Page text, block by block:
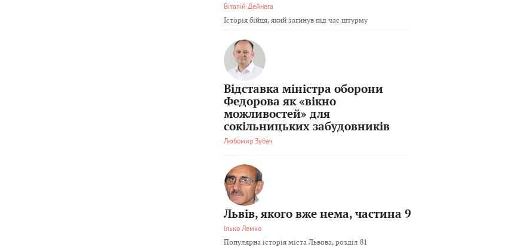
Віталій Дейнега
Історія бійця, який загинув під час штурму
Відставка міністра оборони
Федорова як «вікно
можливостей» для
сокільницьких забудовників
Любомир Зубач
Львів, якого вже нема, частина 9
Ілько Лемко
Популярна історія міста Львова, розділ 81